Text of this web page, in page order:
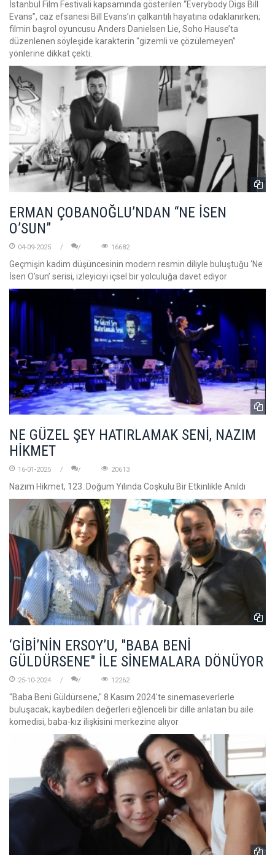
İstanbul Film Festivali kapsamında gösterilen “Everybody Digs Bill
Evans”, caz efsanesi Bill Evans’ın çalkantılı hayatına odaklanırken;
filmin başrol oyuncusu Anders Danielsen Lie, Soho Hause’ta
düzenlenen söyleşide karakterin “gizemli ve çözülemeyen”
yönlerine dikkat çekti.
ERMAN ÇOBANOĞLU’NDAN “NE İSEN
O’SUN”
04-09-2025 16682
Geçmişin kadim düşüncesinin modern resmin diliyle buluştuğu ‘Ne
İsen O’sun’ serisi, izleyiciyi içsel bir yolculuğa davet ediyor
NE GÜZEL ŞEY HATIRLAMAK SENİ, NAZIM
HİKMET
16-01-2025 20613
Nazım Hikmet, 123. Doğum Yılında Coşkulu Bir Etkinlikle Anıldı
‘GİBİ’NİN ERSOY’U, "BABA BENİ
GÜLDÜRSENE" İLE SİNEMALARA DÖNÜYOR
25-10-2024 12262
"Baba Beni Güldürsene," 8 Kasım 2024'te sinemaseverlerle
buluşacak; kaybedilen değerleri eğlenceli bir dille anlatan bu aile
komedisi, baba-kız ilişkisini merkezine alıyor